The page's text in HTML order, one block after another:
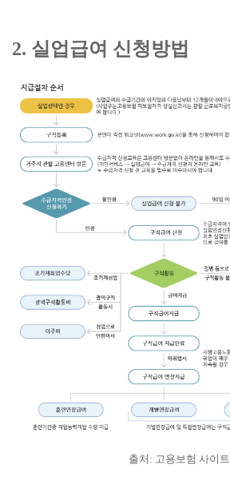
2. 실업급여 신청방법
출처: 고용보험 사이트